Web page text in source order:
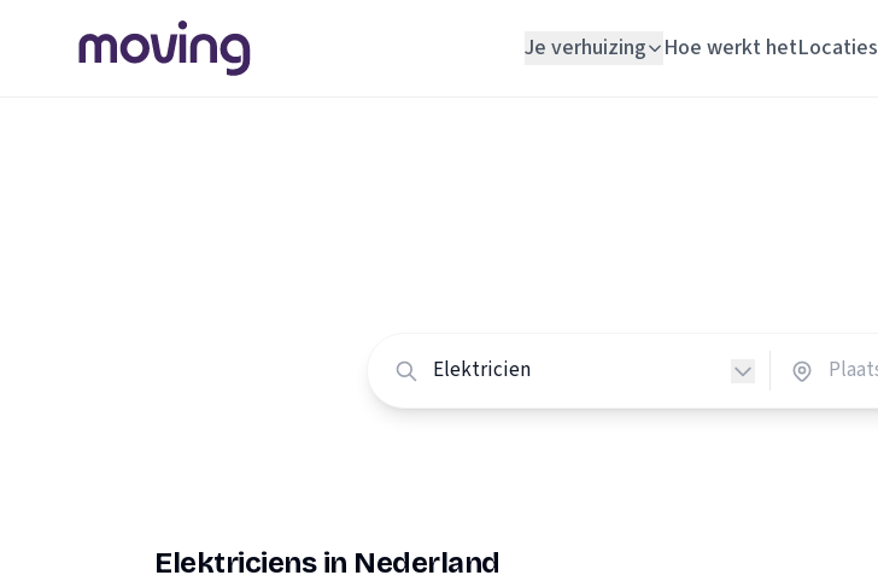
Je verhuizing
Loodgieter
Slotenmaker
Verhuisplanner
Hoe werkt hetLocaties
Elektriciens in Nederland